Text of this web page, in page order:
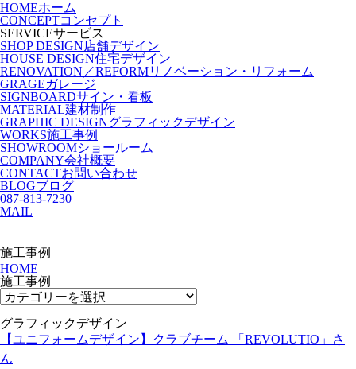
HOMEホーム
CONCEPTコンセプト
SERVICEサービス
SHOP DESIGN店舗デザイン
HOUSE DESIGN住宅デザイン
RENOVATION／REFORMリノベーション・リフォーム
GRAGEガレージ
SIGNBOARDサイン・看板
MATERIAL建材制作
GRAPHIC DESIGNグラフィックデザイン
WORKS施工事例
SHOWROOMショールーム
COMPANY会社概要
CONTACTお問い合わせ
BLOGブログ
087-813-7230
MAIL
施工事例
HOME
施工事例
グラフィックデザイン
【ユニフォームデザイン】クラブチーム 「REVOLUTIO」さ
ん